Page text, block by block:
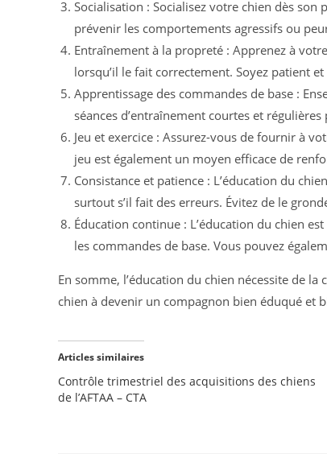
Socialisation : Socialisez votre chien dès son
prévenir les comportements agressifs ou
Entraînement à la propreté : Apprenez à
lorsqu’il le fait correctement. Soyez patient
Apprentissage des commandes de base :
séances d’entraînement courtes et
Jeu et exercice : Assurez-vous de fournir à
jeu est également un moyen efficace de
Consistance et patience : L’éducation du
surtout s’il fait des erreurs. Évitez de le
Éducation continue : L’éducation du chien
les commandes de base. Vous pouvez
En somme, l’éducation du chien nécessite de
chien à devenir un compagnon bien éduqué et
Articles similaires
Contrôle trimestriel des acquisitions des chiens
de l’AFTAA – CTA